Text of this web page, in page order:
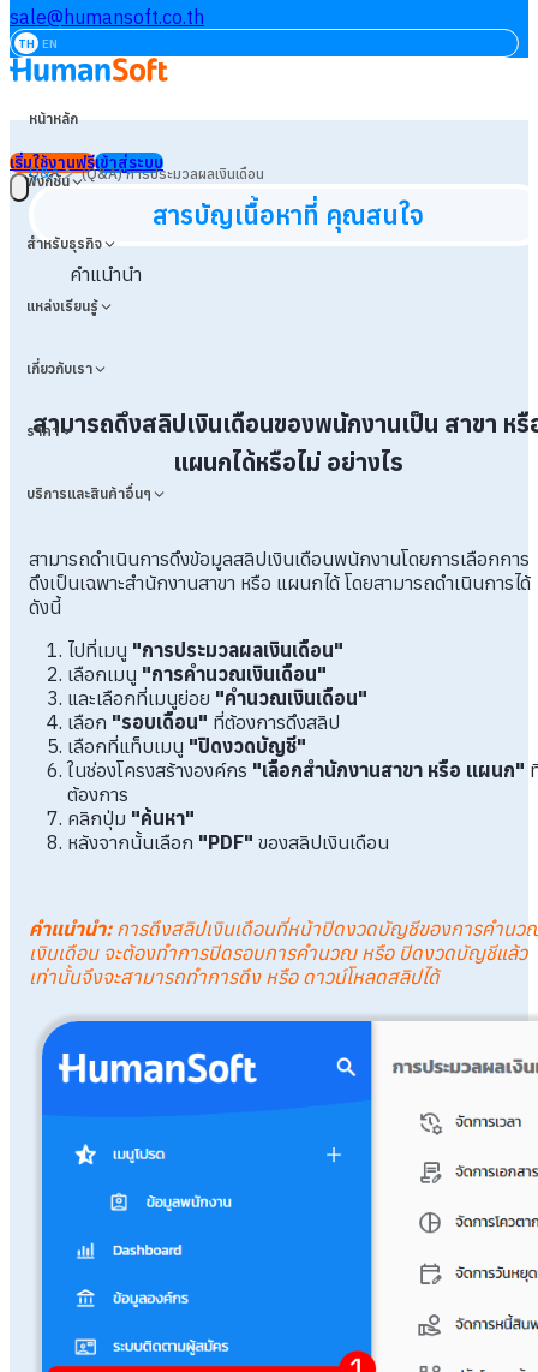
sale@humansoft.co.th
TH EN
หน้าหลัก
ฟังก์ชัน
สำหรับธุรกิจ
แหล่งเรียนรู้
เกี่ยวกับเรา
ราคา
บริการและสินค้าอื่นๆ
เริ่มใช้งานฟรีเข้าสู่ระบบ
Q&A>(Q&A) การประมวลผลเงินเดือน
สารบัญเนื้อหาที่ คุณสนใจ
คำแนำนำ
สามารถดึงสลิปเงินเดือนของพนักงานเป็น สาขา หรื
แผนกได้หรือไม่ อย่างไร
สามารถดำเนินการดึงข้อมูลสลิปเงินเดือนพนักงานโดยการเลือกการ
ดึงเป็นเฉพาะสำนักงานสาขา หรือ แผนกได้ โดยสามารถดำเนินการได้
ดังนี้
ไปที่เมนู "การประมวลผลเงินเดือน"
เลือกเมนู "การคำนวณเงินเดือน"
และเลือกที่เมนูย่อย "คำนวณเงินเดือน"
เลือก "รอบเดือน" ที่ต้องการดึงสลิป
เลือกที่แท็บเมนู "ปิดงวดบัญชี"
ในช่องโครงสร้างองค์กร "เลือกสำนักงานสาขา หรือ แผนก"
ต้องการ
คลิกปุ่ม "ค้นหา"
หลังจากนั้นเลือก "PDF" ของสลิปเงินเดือน
คำแนำนำ:การดึงสลิปเงินเดือนที่หน้าปิดงวดบัญชีของการคำนว
เงินเดือน จะต้องทำการปิดรอบการคำนวณ หรือ ปิดงวดบัญชีแล้ว
เท่านั้นจึงจะสามารถทำการดึง หรือ ดาวน์โหลดสลิปได้